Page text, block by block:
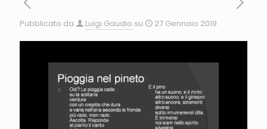
Pubblicato da Luigi Gaudio su 27 Gennaio 2019